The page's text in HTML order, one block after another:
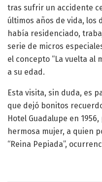
tras sufrir un accidente
últimos años de vida, los
había residenciado,
serie de micros
el concepto “La vuelta al
a su edad.
Esta visita, sin duda, es
que dejó bonitos
Hotel Guadalupe en
hermosa mujer, a quien
“Reina Pepiada”,